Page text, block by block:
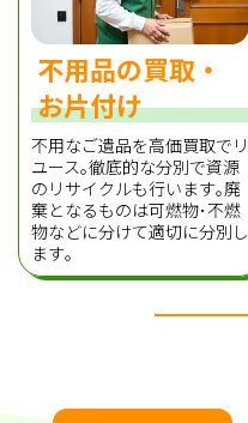
不用品の買取・
お片付け
不用なご遺品を高価買取でリ
ユース｡徹底的な分別で資源
のリサイクルも行います｡廃
棄となるものは可燃物･不燃
物などに分けて適切に分別し
ます｡